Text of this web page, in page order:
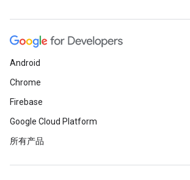
Android
Chrome
Firebase
Google Cloud Platform
所有产品